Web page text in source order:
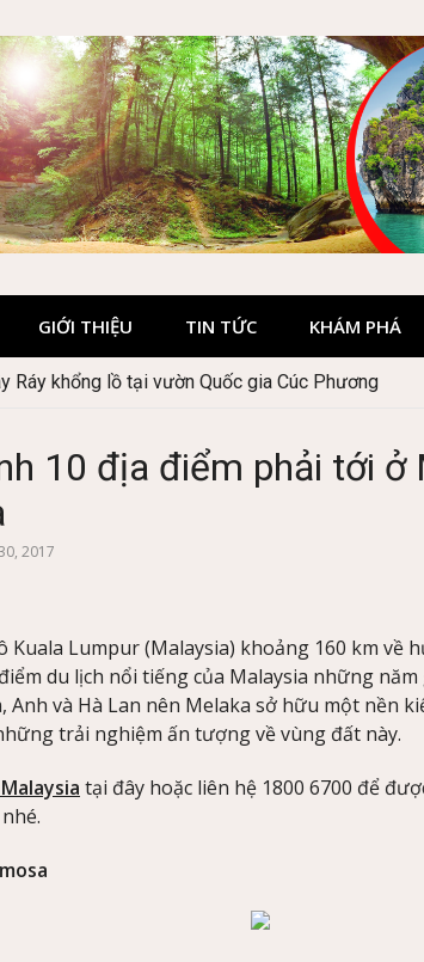
GIỚI THIỆU TIN TỨC KHÁM PHÁ
Ráy khổng lồ tại vườn Quốc gia Cúc Phương
10 địa điểm phải tới ở
2017
Kuala Lumpur (Malaysia) khoảng 160 km về
du lịch nổi tiếng của Malaysia những năm
Anh và Hà Lan nên Melaka sở hữu một nền
trải nghiệm ấn tượng về vùng đất này.
tại đây hoặc liên hệ 1800 6700 để